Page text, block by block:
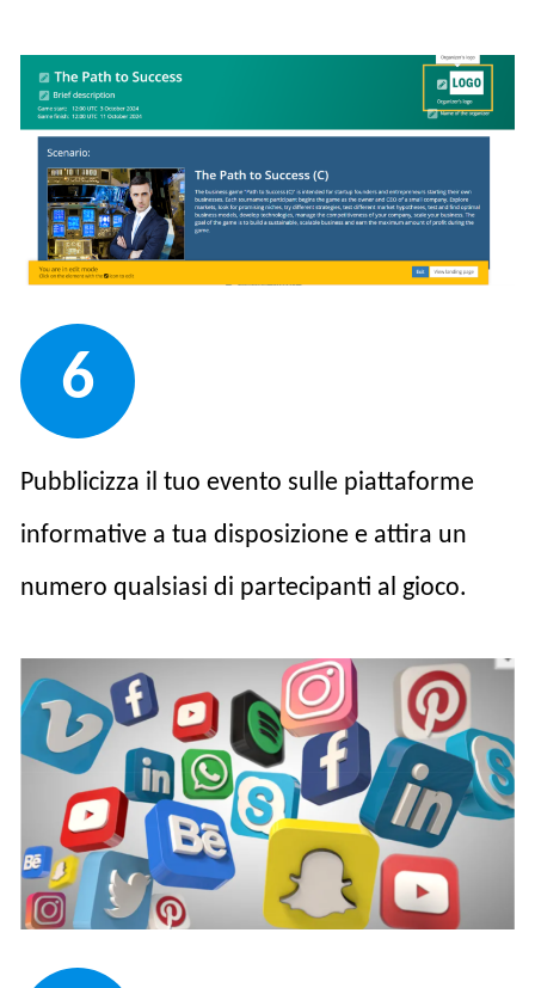
6
Pubblicizza il tuo evento sulle piattaforme
informative a tua disposizione e attira un
numero qualsiasi di partecipanti al gioco.